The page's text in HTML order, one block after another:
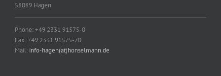
58089 Hagen
Phone: +49 2331 91575-0
Fax: +49 2331 91575-70
Mail: info-hagen(at)honselmann.de